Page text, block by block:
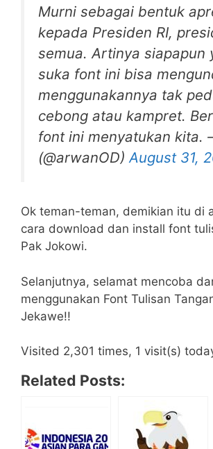
Murni sebagai bentuk
kepada Presiden RI,
semua. Artinya siapapun
suka font ini bisa
menggunakannya tak
cebong atau kampret.
font ini menyatukan kita.
(@arwanOD) August 31,
Ok teman-teman, demikian itu di
cara download dan install font
Pak Jokowi.
Selanjutnya, selamat mencoba
menggunakan Font Tulisan
Jekawe!!
Visited 2,301 times, 1 visit(s)
Related Posts: